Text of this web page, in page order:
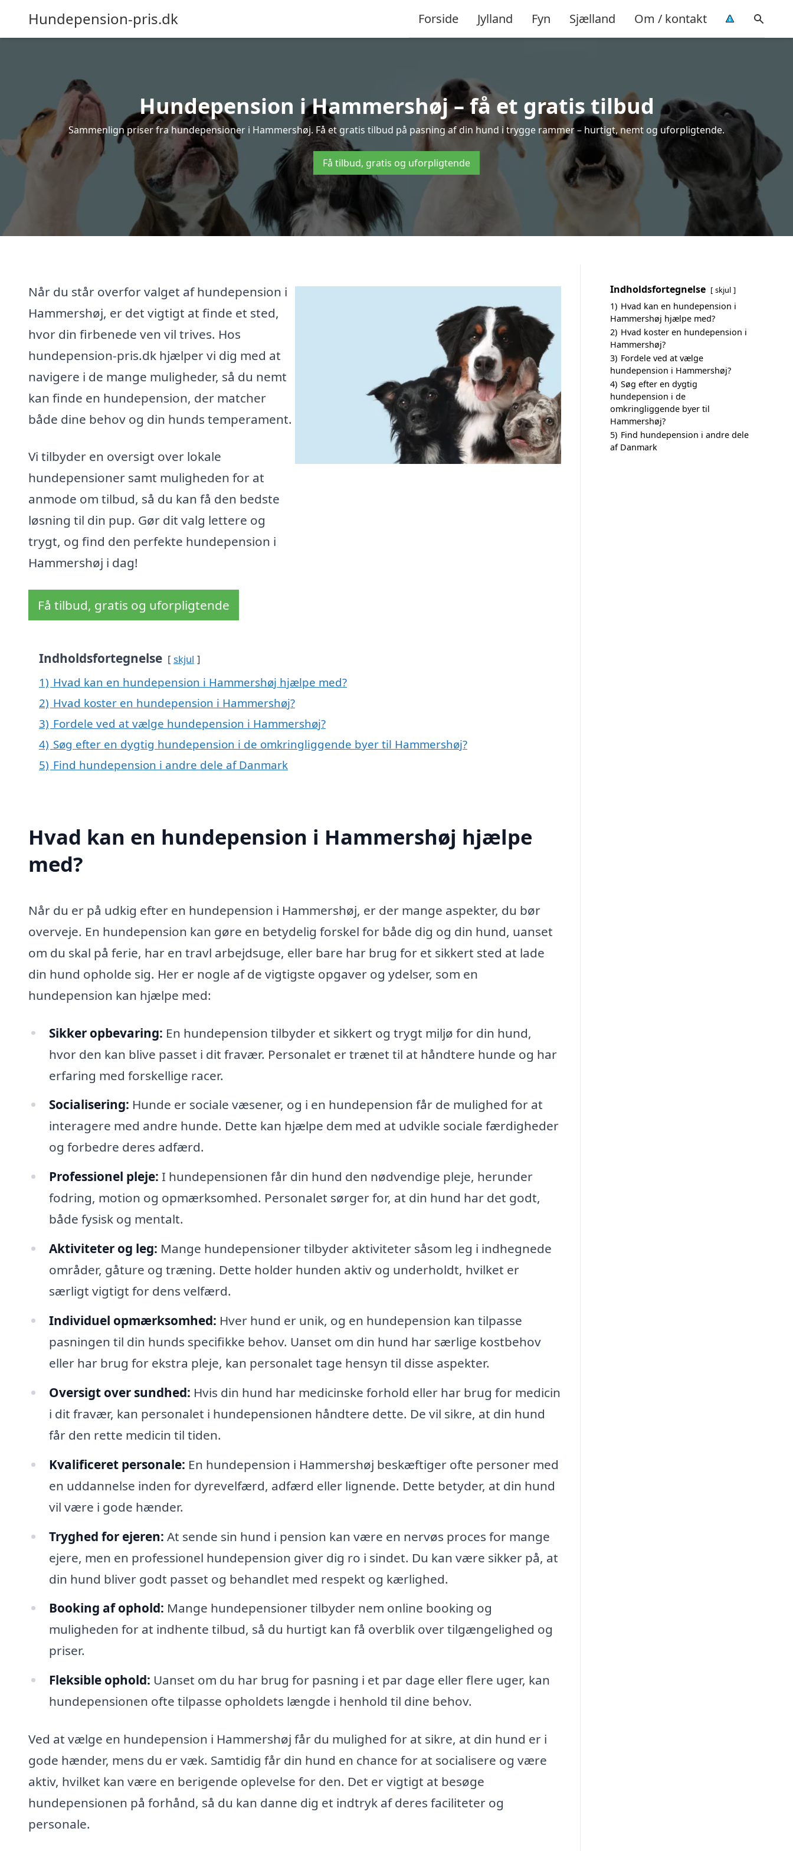
Hundepension-pris.dk Forside Jylland Fyn Sjælland Om / kontakt
Hundepension i Hammershøj – få et gratis tilbud
Sammenlign priser fra hundepensioner i Hammershøj. Få et gratis tilbud på pasning af din hund i trygge rammer – hurtigt, nemt og uforpligtende.
Få tilbud, gratis og uforpligtende
Når du står overfor valget af hundepension i
Hammershøj, er det vigtigt at finde et sted,
hvor din firbenede ven vil trives. Hos
hundepension-pris.dk hjælper vi dig med at
navigere i de mange muligheder, så du nemt
kan finde en hundepension, der matcher
både dine behov og din hunds temperament.
Vi tilbyder en oversigt over lokale
hundepensioner samt muligheden for at
anmode om tilbud, så du kan få den bedste
løsning til din pup. Gør dit valg lettere og
trygt, og find den perfekte hundepension i
Hammershøj i dag!
Få tilbud, gratis og uforpligtende
Indholdsfortegnelse skjul
1) Hvad kan en hundepension i Hammershøj hjælpe med?
2) Hvad koster en hundepension i Hammershøj?
3) Fordele ved at vælge hundepension i Hammershøj?
4) Søg efter en dygtig hundepension i de omkringliggende byer til Hammershøj?
5) Find hundepension i andre dele af Danmark
Hvad kan en hundepension i Hammershøj hjælpe
med?
Når du er på udkig efter en hundepension i Hammershøj, er der mange aspekter, du bør
overveje. En hundepension kan gøre en betydelig forskel for både dig og din hund, uanset
om du skal på ferie, har en travl arbejdsuge, eller bare har brug for et sikkert sted at lade
din hund opholde sig. Her er nogle af de vigtigste opgaver og ydelser, som en
hundepension kan hjælpe med:
Sikker opbevaring: En hundepension tilbyder et sikkert og trygt miljø for din hund,
hvor den kan blive passet i dit fravær. Personalet er trænet til at håndtere hunde og har
erfaring med forskellige racer.
Socialisering: Hunde er sociale væsener, og i en hundepension får de mulighed for at
interagere med andre hunde. Dette kan hjælpe dem med at udvikle sociale færdigheder
og forbedre deres adfærd.
Professionel pleje: I hundepensionen får din hund den nødvendige pleje, herunder
fodring, motion og opmærksomhed. Personalet sørger for, at din hund har det godt,
både fysisk og mentalt.
Aktiviteter og leg: Mange hundepensioner tilbyder aktiviteter såsom leg i indhegnede
områder, gåture og træning. Dette holder hunden aktiv og underholdt, hvilket er
særligt vigtigt for dens velfærd.
Individuel opmærksomhed: Hver hund er unik, og en hundepension kan tilpasse
pasningen til din hunds specifikke behov. Uanset om din hund har særlige kostbehov
eller har brug for ekstra pleje, kan personalet tage hensyn til disse aspekter.
Oversigt over sundhed: Hvis din hund har medicinske forhold eller har brug for medicin
i dit fravær, kan personalet i hundepensionen håndtere dette. De vil sikre, at din hund
får den rette medicin til tiden.
Kvalificeret personale: En hundepension i Hammershøj beskæftiger ofte personer med
en uddannelse inden for dyrevelfærd, adfærd eller lignende. Dette betyder, at din hund
vil være i gode hænder.
Tryghed for ejeren: At sende sin hund i pension kan være en nervøs proces for mange
ejere, men en professionel hundepension giver dig ro i sindet. Du kan være sikker på, at
din hund bliver godt passet og behandlet med respekt og kærlighed.
Booking af ophold: Mange hundepensioner tilbyder nem online booking og
muligheden for at indhente tilbud, så du hurtigt kan få overblik over tilgængelighed og
priser.
Fleksible ophold: Uanset om du har brug for pasning i et par dage eller flere uger, kan
hundepensionen ofte tilpasse opholdets længde i henhold til dine behov.
Ved at vælge en hundepension i Hammershøj får du mulighed for at sikre, at din hund er i
gode hænder, mens du er væk. Samtidig får din hund en chance for at socialisere og være
aktiv, hvilket kan være en berigende oplevelse for den. Det er vigtigt at besøge
hundepensionen på forhånd, så du kan danne dig et indtryk af deres faciliteter og
personale.
Indholdsfortegnelse skjul
1) Hvad kan en hundepension i
Hammershøj hjælpe med?
2) Hvad koster en hundepension i
Hammershøj?
3) Fordele ved at vælge
hundepension i Hammershøj?
4) Søg efter en dygtig
hundepension i de
omkringliggende byer til
Hammershøj?
5) Find hundepension i andre dele
af Danmark